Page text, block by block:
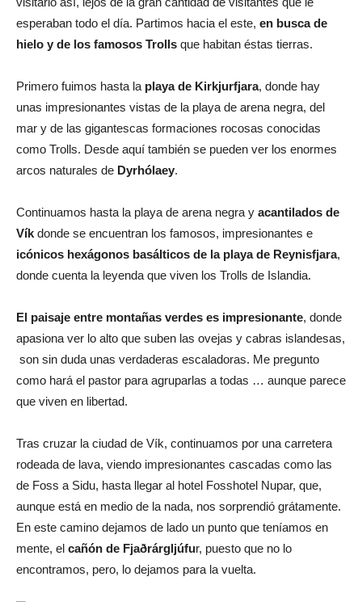
esperaban todo el día. Partimos hacia el este, en busca de
hielo y de los famosos Trolls que habitan éstas tierras.
Primero fuimos hasta la playa de Kirkjurfjara, donde hay
unas impresionantes vistas de la playa de arena negra, del
mar y de las gigantescas formaciones rocosas conocidas
como Trolls. Desde aquí también se pueden ver los enormes
arcos naturales de Dyrhólaey.
Continuamos hasta la playa de arena negra y acantilados de
Vík donde se encuentran los famosos, impresionantes e
icónicos hexágonos basálticos de la playa de Reynisfjara,
donde cuenta la leyenda que viven los Trolls de Islandia.
El paisaje entre montañas verdes es impresionante, donde
apasiona ver lo alto que suben las ovejas y cabras islandesas,
son sin duda unas verdaderas escaladoras. Me pregunto
como hará el pastor para agruparlas a todas … aunque parece
que viven en libertad.
Tras cruzar la ciudad de Vík, continuamos por una carretera
rodeada de lava, viendo impresionantes cascadas como las
de Foss a Sidu, hasta llegar al hotel Fosshotel Nupar, que,
aunque está en medio de la nada, nos sorprendió grátamente.
En este camino dejamos de lado un punto que teníamos en
mente, el cañón de Fjaðrárgljúfur, puesto que no lo
encontramos, pero, lo dejamos para la vuelta.